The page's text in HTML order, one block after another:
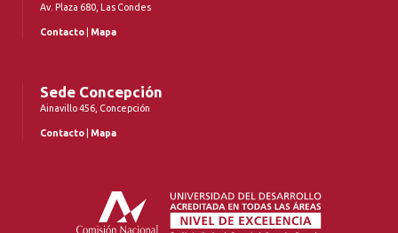
Av. Plaza 680, Las Condes
Contacto Mapa
Sede Concepción
Ainavillo 456, Concepción
Contacto Mapa